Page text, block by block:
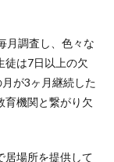
月調査し、色々な
徒は7日以上の欠
が3ヶ月継続した
育機関と繋がり欠
場所を提供して